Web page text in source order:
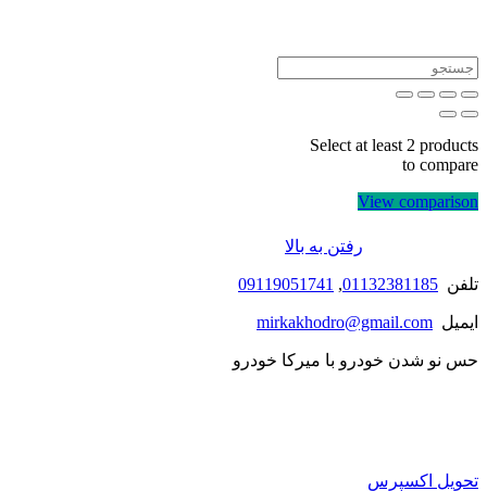
Select at least 2 products
to compare
View comparison
رفتن به بالا
تلفن 01132381185
,
09119051741
ایمیل mirkakhodro@gmail.com
حس نو شدن خودرو با میرکا خودرو
تحویل اکسپرس